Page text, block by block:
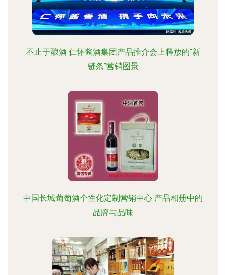
不止于酿酒 仁怀酱酒集团产品推介会上释放的“新
链条”营销图景
中国长城葡萄酒个性化定制营销中心 产品相册中的
品牌与品味